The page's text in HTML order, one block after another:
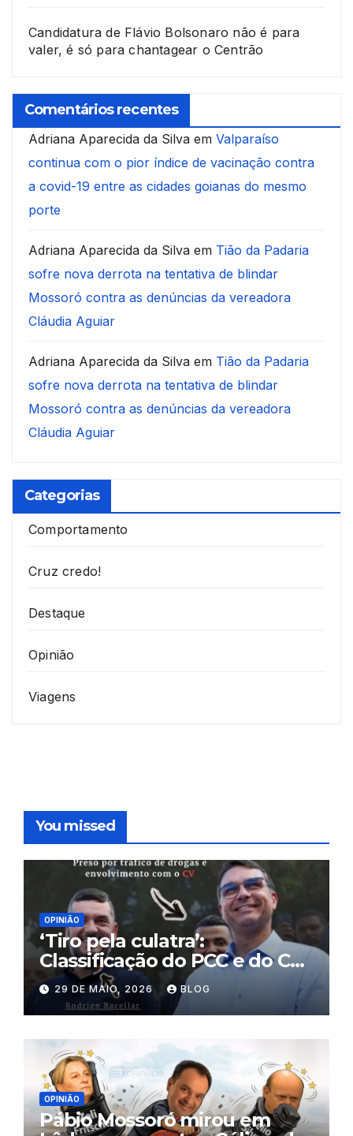
Candidatura de Flávio Bolsonaro não é para
valer, é só para chantagear o Centrão
Comentários recentes
Adriana Aparecida da Silva em Valparaíso
continua com o pior índice de vacinação contra
a covid-19 entre as cidades goianas do mesmo
porte
Adriana Aparecida da Silva em Tião da Padaria
sofre nova derrota na tentativa de blindar
Mossoró contra as denúncias da vereadora
Cláudia Aguiar
Adriana Aparecida da Silva em Tião da Padaria
sofre nova derrota na tentativa de blindar
Mossoró contra as denúncias da vereadora
Cláudia Aguiar
Categorias
Comportamento
Cruz credo!
Destaque
Opinião
Viagens
You missed
OPINIÃO
‘Tiro pela culatra’:
Classificação do PCC e do CV
como terroristas pode atingir
políticos, mercado financeiro
e prejudicar Flávio Bolsonaro
29 DE MAIO, 2026 BLOG
OPINIÃO
Pábio Mossoró mirou em